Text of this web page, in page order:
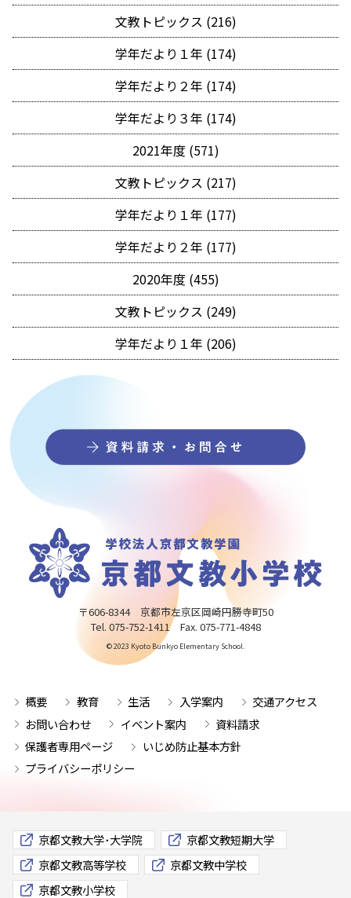
文教トピックス (216)
学年だより１年 (174)
学年だより２年 (174)
学年だより３年 (174)
2021年度 (571)
文教トピックス (217)
学年だより１年 (177)
学年だより２年 (177)
2020年度 (455)
文教トピックス (249)
学年だより１年 (206)
〒606-8344 京都市左京区岡崎円勝寺町50
Tel. 075-752-1411 Fax. 075-771-4848
© 2023 Kyoto Bunkyo Elementary School.
概要 教育 生活 入学案内
交通アクセス
お問い合わせ
イベント案内
資料請求
保護者専用ページ
いじめ防止基本方針
プライバシーポリシー
京都文教大学･大学院
京都文教短期大学
京都文教高等学校
京都文教中学校
京都文教小学校